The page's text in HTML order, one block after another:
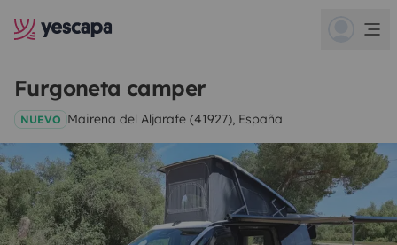
Furgoneta camper
NUEVO Mairena del Aljarafe (41927), España